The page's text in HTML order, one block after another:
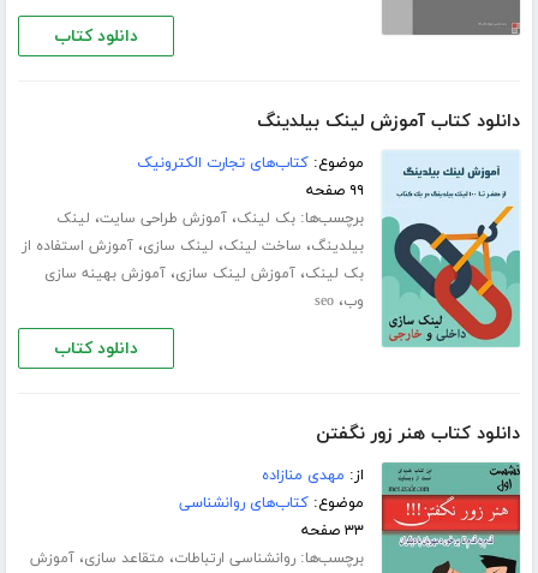
دانلود کتاب
دانلود کتاب آموزش لینک بیلدینگ
موضوع:کتاب‌های تجارت الکترونیک
۹۹ صفحه
برچسب‌ها:بک لینک،آموزش طراحی سایت، لینک
بیلدینگ، ساخت لینک، لینک سازی،آموزش استفاده از
بک لینک،آموزش لینک سازی،آموزش بهینه سازی
وب،seo
دانلود کتاب
دانلود کتاب هنر زور نگفتن
از: مهدی منازاده
موضوع:کتاب‌های روانشناسی
۳۳ صفحه
برچسب‌ها:روانشناسی ارتباطات، متقاعد سازی،آموزش